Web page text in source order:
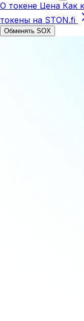
О токене Цена Как
токены на STON.fi
Обменять SOX